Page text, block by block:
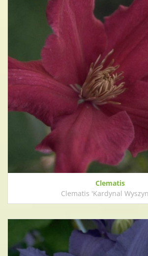
Clematis
Clematis 'Kardynal